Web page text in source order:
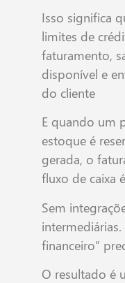
Isso significa
limites de
faturamento,
disponível e
do cliente
E quando um
estoque é
gerada, o
fluxo de caixa
Sem
financeiro”
O resultado é